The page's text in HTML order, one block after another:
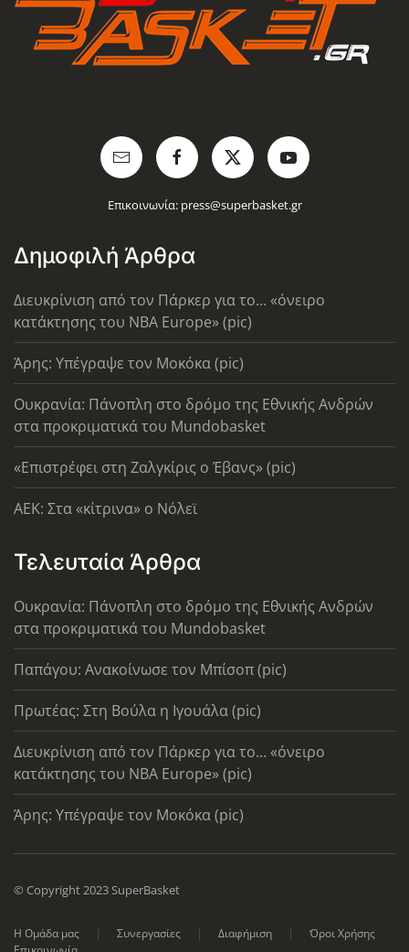
Επικοινωνία: press@superbasket.gr
Δημοφιλή Άρθρα
Διευκρίνιση από τον Πάρκερ για το... «όνειρο
κατάκτησης του ΝΒΑ Europe» (pic)
Άρης: Υπέγραψε τον Μοκόκα (pic)
Ουκρανία: Πάνοπλη στο δρόμο της Εθνικής Ανδρών
στα προκριματικά του Mundobasket
«Επιστρέφει στη Ζαλγκίρις ο Έβανς» (pic)
AEK: Στα «κίτρινα» ο Νόλεϊ
Τελευταία Άρθρα
Ουκρανία: Πάνοπλη στο δρόμο της Εθνικής Ανδρών
στα προκριματικά του Mundobasket
Παπάγου: Ανακοίνωσε τον Μπίσοπ (pic)
Πρωτέας: Στη Βούλα η Ιγουάλα (pic)
Διευκρίνιση από τον Πάρκερ για το... «όνειρο
κατάκτησης του ΝΒΑ Europe» (pic)
Άρης: Υπέγραψε τον Μοκόκα (pic)
© Copyright 2023 SuperBasket
Η Ομάδα μας Συνεργασίες Διαφήμιση
Όροι Χρήσης